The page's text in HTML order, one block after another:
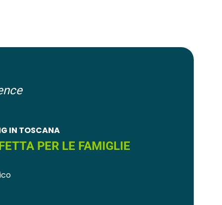
IN TOSCANA
PER LE FAMIGLIE